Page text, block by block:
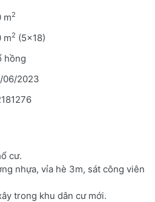
m2
m2 (5x18)
hồng
06/2023
cư.
nhựa, vỉa hè 3m, sát công viên
trong khu dân cư mới.